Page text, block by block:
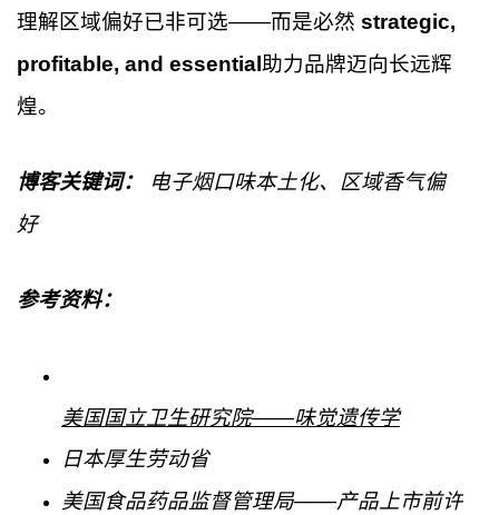
理解区域偏好已非可选——而是必然 strategic,
profitable, and essential助力品牌迈向长远辉
煌。
博客关键词：
电子烟口味本土化、区域香气偏
好
参考资料：
美国国立卫生研究院——味觉遗传学
日本厚生劳动省
美国食品药品监督管理局——产品上市前许